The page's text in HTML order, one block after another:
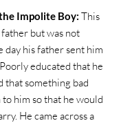
Impolite Boy: This
but was not
day his father sent him
educated that he
that something bad
him so that he would
He came across a